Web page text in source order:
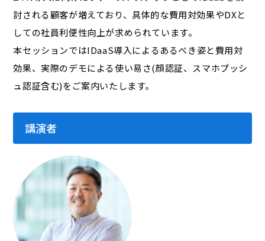
討される顧客が増えており、具体的な費用対効果やDXと
しての社員利便性向上が求められています。
本セッションではIDaaS導入によるあるべき姿と費用対
効果、実際のデモによる使い易さ(顔認証、スマホプッシ
ュ認証含む)をご案内いたします。
講演者